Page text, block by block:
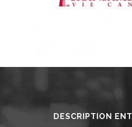
DESCRIPTION